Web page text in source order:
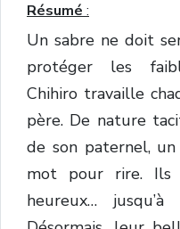
Résumé :
Un sabre ne doit
protéger les
Chihiro travaille
père. De nature
de son paternel,
mot pour rire. Ils
heureux…